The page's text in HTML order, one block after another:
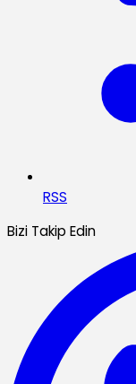
RSS
Bizi Takip Edin